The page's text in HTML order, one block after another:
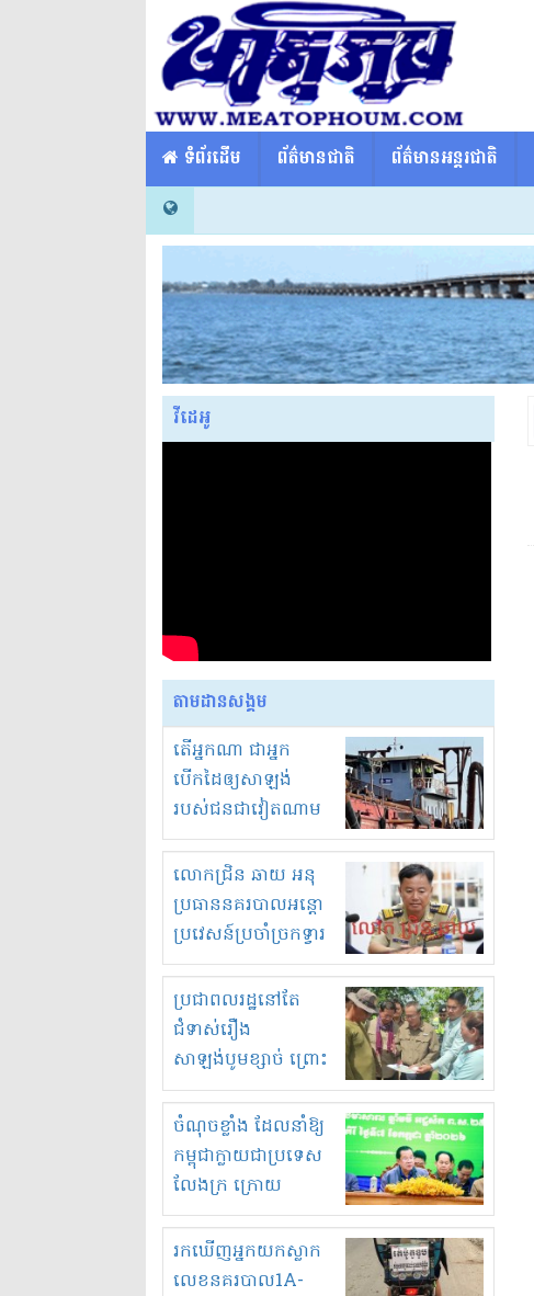
​​ ទំព័រដើម ព័ត៌មានជាតិ ព័ត៌មានអន្តរជាតិ
វីដេអូ
តាមដានសង្គម
តើអ្នកណា ជាអ្នក
បើកដៃឲ្យសាឡង់
របស់ជនជាវៀតណាម
ចូល មកខុស
ច្បាប់លួចបូមខ្សាច់នៅ
ក្នុងប្រទេសកម្ពុជា
លោកជ្រិន ឆាយ អនុ
ប្រធាននគរបាលអន្តោ
ប្រវេសន៍ប្រចាំច្រកទ្វារ
ព្រំដែនភ្នំឌិន និងឈ្មួញ
មួយចំនួនទៀត
កំពង់តែគុបគិតគ្នា
ធ្វើសកម្មភាពរកស៊ីនិង
ស្តុកទំនិញគេចពន្ធ?
ប្រជាពលរដ្ឋនៅតែ
ជំទាស់រឿង
សាឡង់បូមខ្សាច់ ព្រោះ
ខ្លាចបាក់ច្រាំងទៀត!
ចំណុចខ្លាំង ដែលនាំឱ្យ
កម្ពុជាក្លាយជាប្រទេស
លែងក្រ ក្រោយ
ឆ្នាំ២០៣០
រកឃើញអ្នកយកស្លាក
លេខនគរបាល1A-